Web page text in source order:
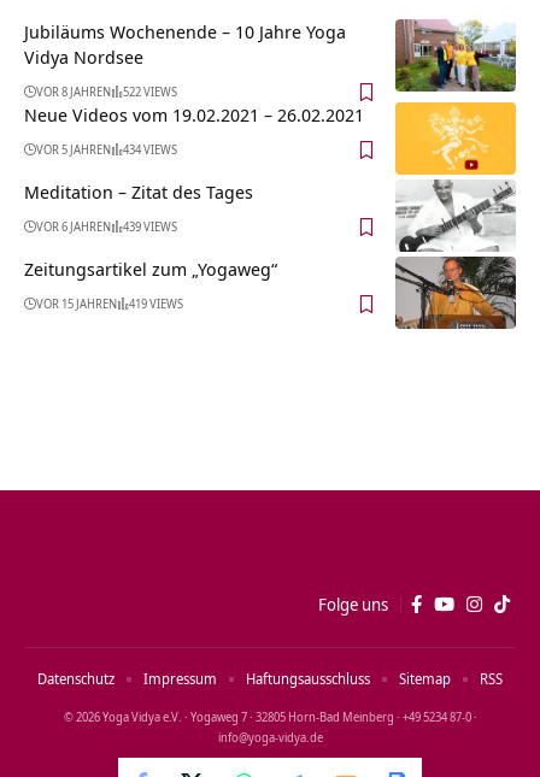
Jubiläums Wochenende – 10 Jahre Yoga
Vidya Nordsee
VOR 8 JAHREN 522 VIEWS
Neue Videos vom 19.02.2021 – 26.02.2021
VOR 5 JAHREN 434 VIEWS
Meditation – Zitat des Tages
VOR 6 JAHREN 439 VIEWS
Zeitungsartikel zum „Yogaweg“
VOR 15 JAHREN 419 VIEWS
Folge uns
© 2026 Yoga Vidya e.V. · Yogaweg 7 · 32805 Horn‑Bad Meinberg · +49 5234 87‑0 ·
info@yoga‑vidya.de
Datenschutz Impressum Haftungsausschluss Sitemap RSS